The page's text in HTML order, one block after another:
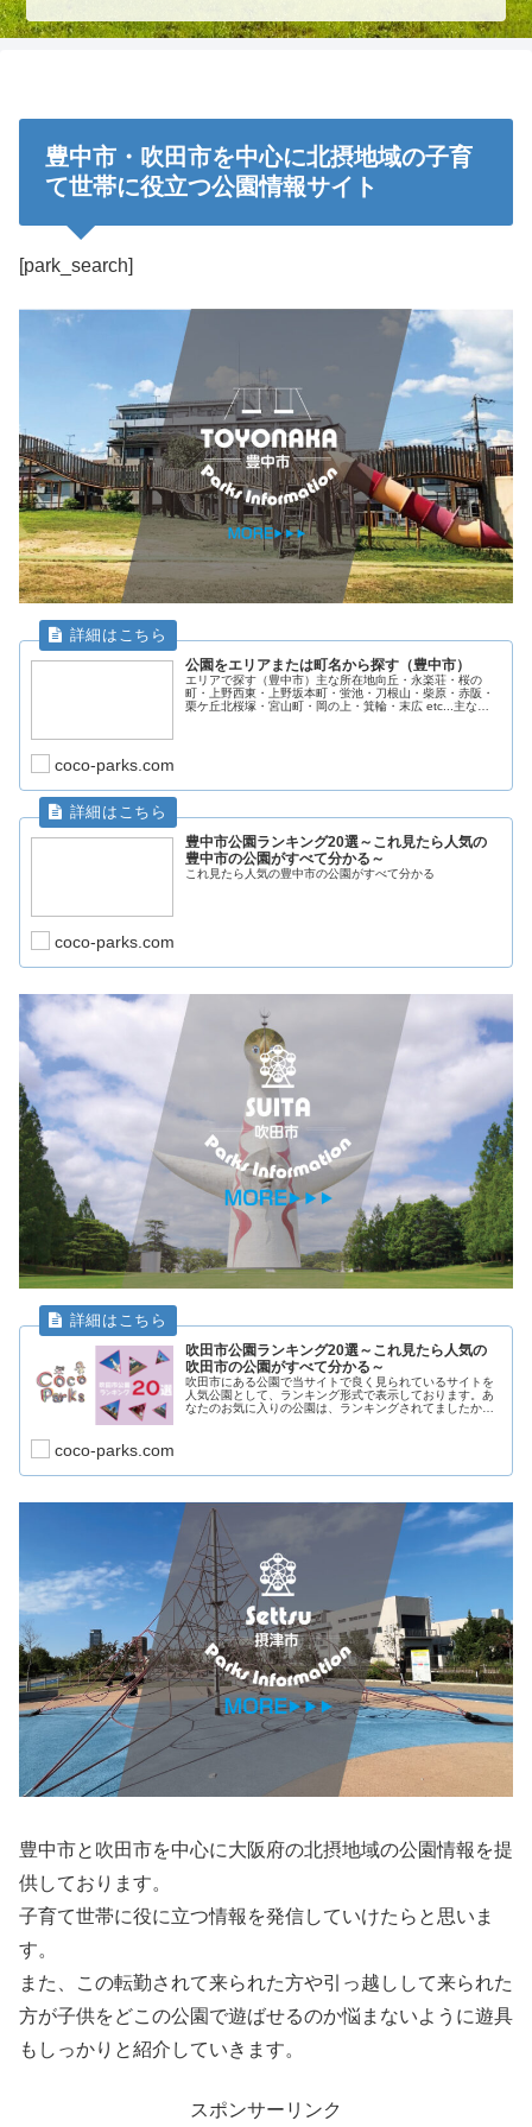
豊中市・吹田市を中心に北摂地域の子育
て世帯に役立つ公園情報サイト
[park_search]
公園をエリアまたは町名から探す（豊中市）
エリアで探す（豊中市）主な所在地向丘・永楽荘・桜の
町・上野西東・上野坂本町・蛍池・刀根山・柴原・赤阪・
栗ケ丘北桜塚・宮山町・岡の上・箕輪・末広 etc...主な所
coco-parks.com
豊中市公園ランキング20選～これ見たら人気の
豊中市の公園がすべて分かる～
これ見たら人気の豊中市の公園がすべて分かる
coco-parks.com
吹田市公園ランキング20選～これ見たら人気の
吹田市の公園がすべて分かる～
吹田市にある公園で当サイトで良く見られているサイトを
人気公園として、ランキング形式で表示しております。あ
なたのお気に入りの公園は、ランキングされてましたか？
coco-parks.com
豊中市と吹田市を中心に大阪府の北摂地域の公園情報を提
供しております。
子育て世帯に役に立つ情報を発信していけたらと思いま
す。
また、この転勤されて来られた方や引っ越しして来られた
方が子供をどこの公園で遊ばせるのか悩まないように遊具
もしっかりと紹介していきます。
スポンサーリンク